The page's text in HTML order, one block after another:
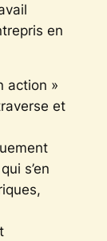
en
action »
et
s’en